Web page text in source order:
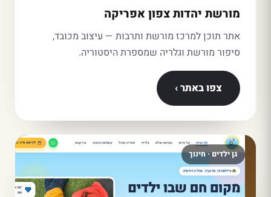
מורשת יהדות צפון אפריקה
אתר תוכן למרכז מורשת ותרבות — עיצוב מכובד,
סיפור מורשת וגלריה שמספרת היסטוריה.
צפו באתר ›
גן ילדים · חינוך